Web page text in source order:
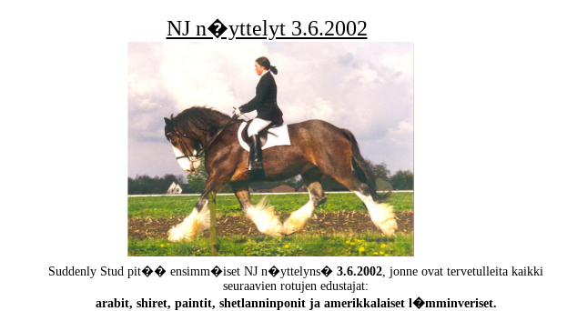
NJ n�yttelyt 3.6.2002
Suddenly Stud pit�� ensimm�iset NJ n�yttelyns� 3.6.2002, jonne ovat tervetulleita kaikki
seuraavien rotujen edustajat:
arabit, shiret, paintit, shetlanninponit ja amerikkalaiset l�mminveriset.